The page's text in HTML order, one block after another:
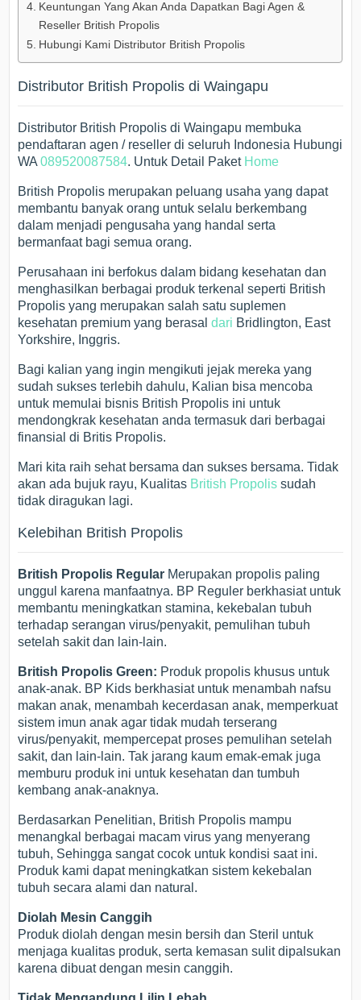
Keuntungan Yang Akan Anda Dapatkan Bagi Agen &
Reseller British Propolis
Hubungi Kami Distributor British Propolis
Distributor British Propolis di Waingapu
Distributor British Propolis di Waingapu membuka
pendaftaran agen / reseller di seluruh Indonesia Hubungi
WA089520087584. Untuk Detail Paket Home
British Propolis merupakan peluang usaha yang dapat
membantu banyak orang untuk selalu berkembang
dalam menjadi pengusaha yang handal serta
bermanfaat bagi semua orang.
Perusahaan ini berfokus dalam bidang kesehatan dan
menghasilkan berbagai produk terkenal seperti British
Propolis yang merupakan salah satu suplemen
kesehatan premium yang berasaldari Bridlington, East
Yorkshire, Inggris.
Bagi kalian yang ingin mengikuti jejak mereka yang
sudah sukses terlebih dahulu, Kalian bisa mencoba
untuk memulai bisnis British Propolis ini untuk
mendongkrak kesehatan anda termasuk dari berbagai
finansial di Britis Propolis.
Mari kita raih sehat bersama dan sukses bersama. Tidak
akan ada bujuk rayu, Kualitas British Propolis sudah
tidak diragukan lagi.
Kelebihan British Propolis
British Propolis Regular Merupakan propolis paling
unggul karena manfaatnya. BP Reguler berkhasiat untuk
membantu meningkatkan stamina, kekebalan tubuh
terhadap serangan virus/penyakit, pemulihan tubuh
setelah sakit dan lain-lain.
British Propolis Green: Produk propolis khusus untuk
anak-anak. BP Kids berkhasiat untuk menambah nafsu
makan anak, menambah kecerdasan anak, memperkuat
sistem imun anak agar tidak mudah terserang
virus/penyakit, mempercepat proses pemulihan setelah
sakit, dan lain-lain. Tak jarang kaum emak-emak juga
memburu produk ini untuk kesehatan dan tumbuh
kembang anak-anaknya.
Berdasarkan Penelitian, British Propolis mampu
menangkal berbagai macam virus yang menyerang
tubuh, Sehingga sangat cocok untuk kondisi saat ini.
Produk kami dapat meningkatkan sistem kekebalan
tubuh secara alami dan natural.
Diolah Mesin Canggih
Produk diolah dengan mesin bersih dan Steril untuk
menjaga kualitas produk, serta kemasan sulit dipalsukan
karena dibuat dengan mesin canggih.